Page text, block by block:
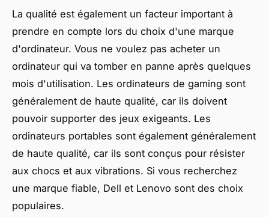
La qualité est également un facteur important à
prendre en compte lors du choix d'une marque
d'ordinateur. Vous ne voulez pas acheter un
ordinateur qui va tomber en panne après quelques
mois d'utilisation. Les ordinateurs de gaming sont
généralement de haute qualité, car ils doivent
pouvoir supporter des jeux exigeants. Les
ordinateurs portables sont également généralement
de haute qualité, car ils sont conçus pour résister
aux chocs et aux vibrations. Si vous recherchez
une marque fiable, Dell et Lenovo sont des choix
populaires.